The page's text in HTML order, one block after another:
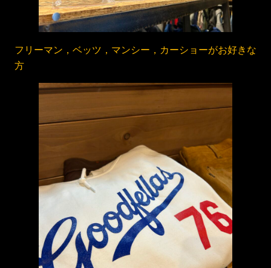
フリーマン，ベッツ，マンシー，カーショーがお好きな
方